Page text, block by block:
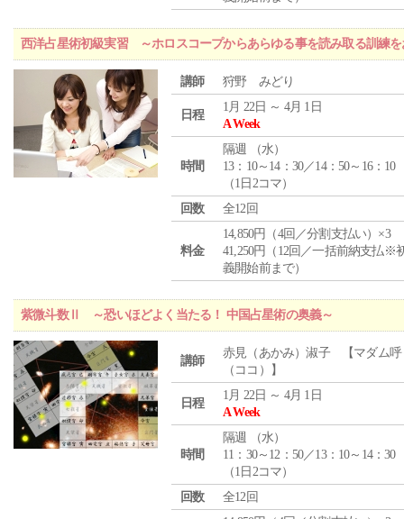
西洋占星術初級実習 ～ホロスコープからあらゆる事を読み取る訓練を
講師 狩野 みどり
日程
1月 22日 ～ 4月 1日
A Week
時間
隔週 （水）
13：10～14：30／14：50～16：10
（1日2コマ）
回数
全12回
料金
14,850円（4回／分割支払い）×3
41,250円（12回／一括前納支払※
義開始前まで）
紫微斗数Ⅱ ～恐いほどよく当たる！ 中国占星術の奥義～
講師
赤見（あかみ）淑子 【マダム呼
（ココ）】
日程
1月 22日 ～ 4月 1日
A Week
時間
隔週 （水）
11：30～12：50／13：10～14：30
（1日2コマ）
回数
全12回